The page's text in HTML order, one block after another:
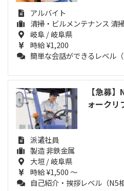
アルバイト
清掃・ビルメンテナンス 清
岐阜 / 岐阜県
時給 ¥1,200
簡単な会話ができるレベル（
【急募
ォークリ
派遣社員
製造 非鉄金属
大垣 / 岐阜県
時給 ¥1,500 ～
自己紹介・挨拶レベル（N5相